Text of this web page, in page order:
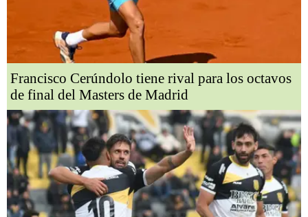
Francisco Cerúndolo tiene rival para los octavos
de final del Masters de Madrid